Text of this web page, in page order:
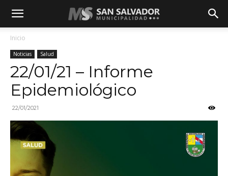
Inicio
Noticias Salud
22/01/21 – Informe
Epidemiológico
22/01/2021